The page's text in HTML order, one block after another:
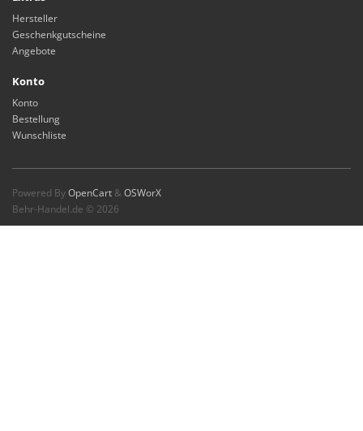
Hersteller
Geschenkgutscheine
Angebote
Konto
Konto
Bestellung
Wunschliste
Powered ByOpenCart & OSWorX
Behr-Handel.de © 2026